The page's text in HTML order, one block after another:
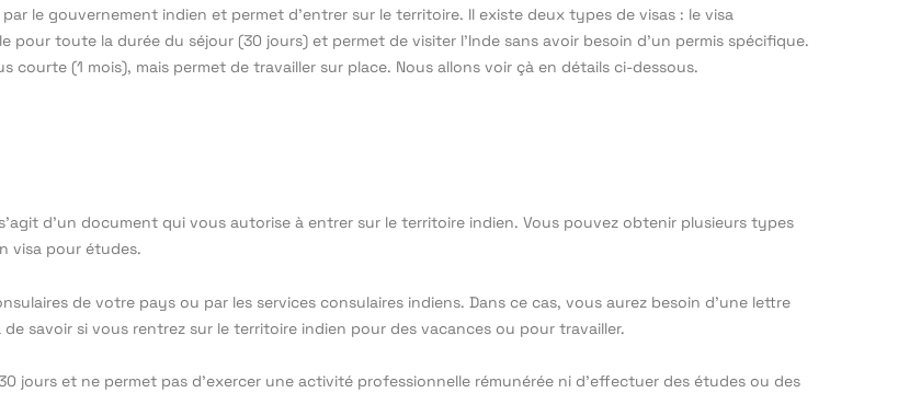
le gouvernement indien et permet d’entrer sur le territoire. Il existe deux types de visas : le visa
toute la durée du séjour (30 jours) et permet de visiter l’Inde sans avoir besoin d’un permis spécifique.
courte (1 mois), mais permet de travailler sur place. Nous allons voir çà en détails ci-dessous.
d’un document qui vous autorise à entrer sur le territoire indien. Vous pouvez obtenir plusieurs types
visa pour études.
de votre pays ou par les services consulaires indiens. Dans ce cas, vous aurez besoin d’une lettre
savoir si vous rentrez sur le territoire indien pour des vacances ou pour travailler.
jours et ne permet pas d’exercer une activité professionnelle rémunérée ni d’effectuer des études ou des